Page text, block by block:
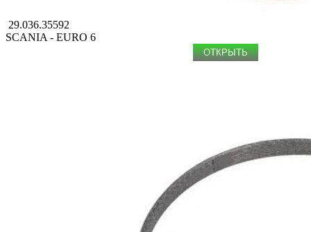
29.036.35592
SCANIA - EURO 6
ОТКРЫТЬ